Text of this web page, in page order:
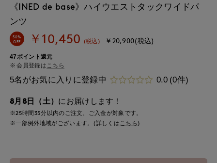
《INED de base》ハイウエストタックワイドパ
ンツ
50%
OFF ￥10,450 (税込) ￥20,900(税込)
47ポイント還元
会員登録はこちら
5名がお気に入りに登録中 0.0 (0件)
8月8日（土） にお届けします！
※25時間35分以内のご注文、ご入金が対象です。
※一部例外地域がございます。(詳しくは こちら )